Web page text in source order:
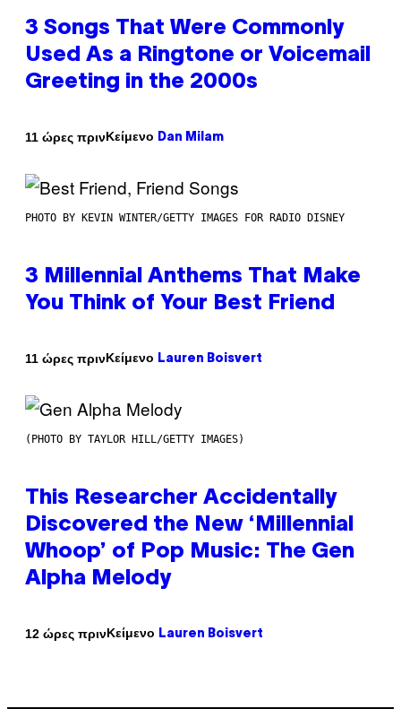
3 Songs That Were Commonly
Used As a Ringtone or Voicemail
Greeting in the 2000s
11 ώρες πρινΚείμενο Dan Milam
PHOTO BY KEVIN WINTER/GETTY IMAGES FOR RADIO DISNEY
3 Millennial Anthems That Make
You Think of Your Best Friend
11 ώρες πρινΚείμενο Lauren Boisvert
(PHOTO BY TAYLOR HILL/GETTY IMAGES)
This Researcher Accidentally
Discovered the New ‘Millennial
Whoop’ of Pop Music: The Gen
Alpha Melody
12 ώρες πρινΚείμενο Lauren Boisvert